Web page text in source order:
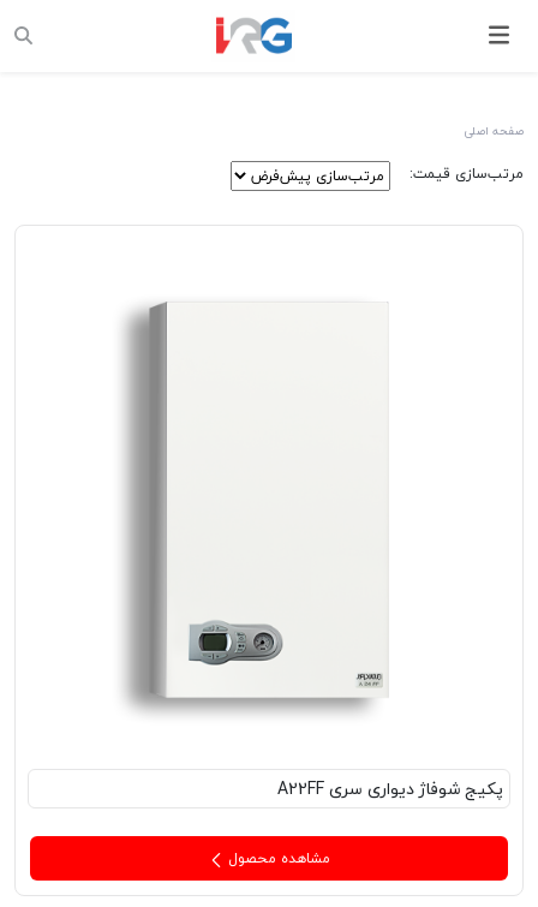
صفحه اصلی
مرتب‌سازی قیمت:
پکیج‌ شوفاژ دیواری سری A22FF
مشاهده محصول